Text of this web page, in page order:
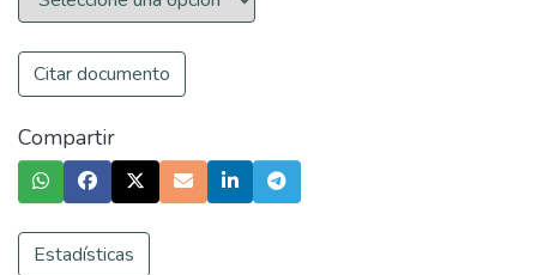
Citar documento
Compartir
Estadísticas